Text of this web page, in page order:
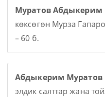
Муратов Абдыкерим
көксөгөн Мурза
– 60 б.
Абдыкерим Муратов
элдик салттар жана